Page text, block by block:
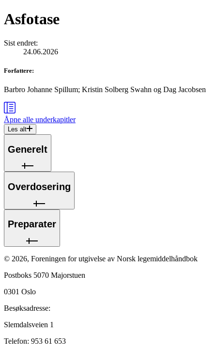
Asfotase
Sist endret:
24.06.2026
Forfattere:
Barbro Johanne Spillum; Kristin Solberg Swahn og Dag Jacobsen
Åpne alle underkapitler
Les alt
Generelt
Overdosering
Preparater
© 2026, Foreningen for utgivelse av Norsk legemiddelhåndbok
Postboks 5070 Majorstuen
0301 Oslo
Besøksadresse:
Slemdalsveien 1
Telefon: 953 61 653